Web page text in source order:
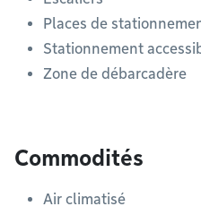
Places de
Stationnement
Zone de débarcadère
Commodités
Air climatisé